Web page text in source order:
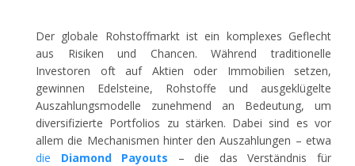
Der globale Rohstoffmarkt ist ein komplexes Geflecht
aus Risiken und Chancen. Während traditionelle
Investoren oft auf Aktien oder Immobilien setzen,
gewinnen Edelsteine, Rohstoffe und ausgeklügelte
Auszahlungsmodelle zunehmend an Bedeutung, um
diversifizierte Portfolios zu stärken. Dabei sind es vor
allem die Mechanismen hinter den Auszahlungen – etwa
die Diamond Payouts – die das Verständnis für